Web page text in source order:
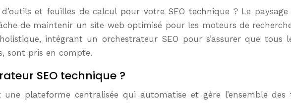
et feuilles de calcul pour votre SEO technique ? Le
de maintenir un site web optimisé pour les moteurs de
intégrant un orchestrateur SEO pour s’assurer que tous
sont pris en compte.
SEO technique ?
plateforme centralisée qui automatise et gère l’ensemble des